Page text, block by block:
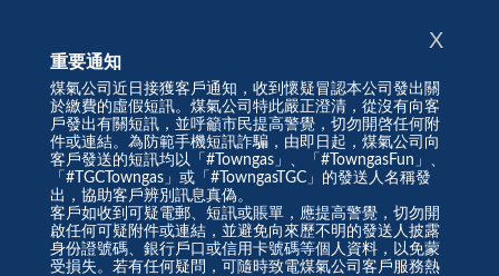
重要通知
煤氣公司近日接獲客戶通知，收到懷疑冒認本公司發出關
於繳費的虛假短訊。煤氣公司特此嚴正澄清，從沒有向客
戶發出有關短訊，並呼籲市民提高警覺，切勿開啓任何附
件或連結。為防範手機短訊詐騙，由即日起，煤氣公司向
客戶發送的短訊均以「#Towngas」、「#TowngasFun」、
「#TGCTowngas」或「#TowngasTGC」的發送人名稱發
出，協助客戶辨別訊息真偽。
客戶如收到可疑電郵、短訊或賬單，應提高警覺，切勿開
啟任何可疑附件或連結，並避免向來歷不明的發送人披露
身份證號碼、銀行戶口或信用卡號碼等個人資料，以免蒙
受損失。若有任何疑問，可隨時致電煤氣公司客戶服務熱
X